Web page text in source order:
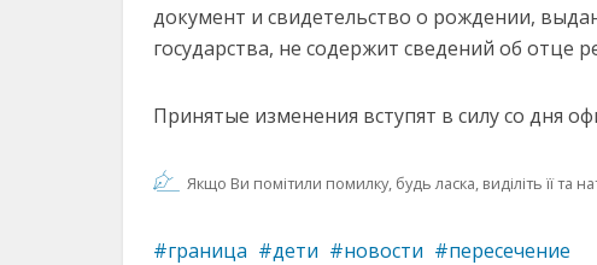
документ и свидетельство о рождении,
государства, не содержит сведений об отце
Принятые изменения вступят в силу со дня
Якщо Ви помітили помилку, будь ласка, виділіть її та
граница дети новости пересечение